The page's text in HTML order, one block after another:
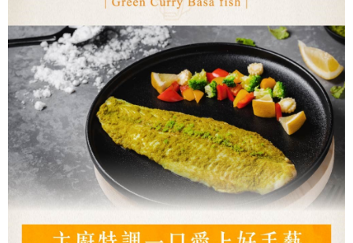
用戶於交易時，得透過本服務購買商品或服務，並由商店將買賣／分期付款
買賣價金債權讓與本公司後，依約使用本公司帳單繳交帳款。
2.基於同意付款使用「大哥付你分期」之契約關係目的，商店將以您的個人
資料（包含姓名、電話或地址）提供予台灣大哥大進項蒐集、處理及利用，
由本公司與您本人進行分期帳單所需資料之確認、核對及更正。
3.完整用戶服務條款，請詳閱以下連結：https://oppay.tw/userRule
ATM／網路銀行／等多元方式進行付款，方視為交易完成。
購買商品的店家。未經商家同意取消之訂單仍視為有效，需透過AFTEE先享
後付繳納相關費用。
※ 交易是否成功請以「AFTEE先享後付 」之結帳頁面顯示為準，若有關於
是否繳費成功／繳費後需取消欲退款等相關疑問，請聯繫「AFTEE先享後付
客戶支援中心」 https://netprotections.freshdesk.com/support/home
【注意事項】
１．透過由恩沛科技股份有限公司提供之「AFTEE先享後付」服務完成之交
易，需依本服務之必要範圍內提供個人資料，並將交易相關給付款項請求債
權轉讓予恩沛科技股份有限公司。
２．關於個人資料處理事宜，請瀏覽以下網址：
https://aftee.tw/terms/#terms3
３．未成年的使用者請事先徵得法定代理人或監護人之同意方可使用
「AFTEE先享後付」，若未經同意申辦者引起之損失，本公司不負相關責
每筆NT$150，滿NT$1,299(含以上)免運費
【離島地區冷凍宅配 (澎湖、金門、馬祖、小琉球、綠島)】
每筆NT$250，滿NT$2,000(含以上)免運費
冷凍宅配(貨到付款，僅限本島地區)
每筆NT$150，滿NT$2,000(含以上)免運費